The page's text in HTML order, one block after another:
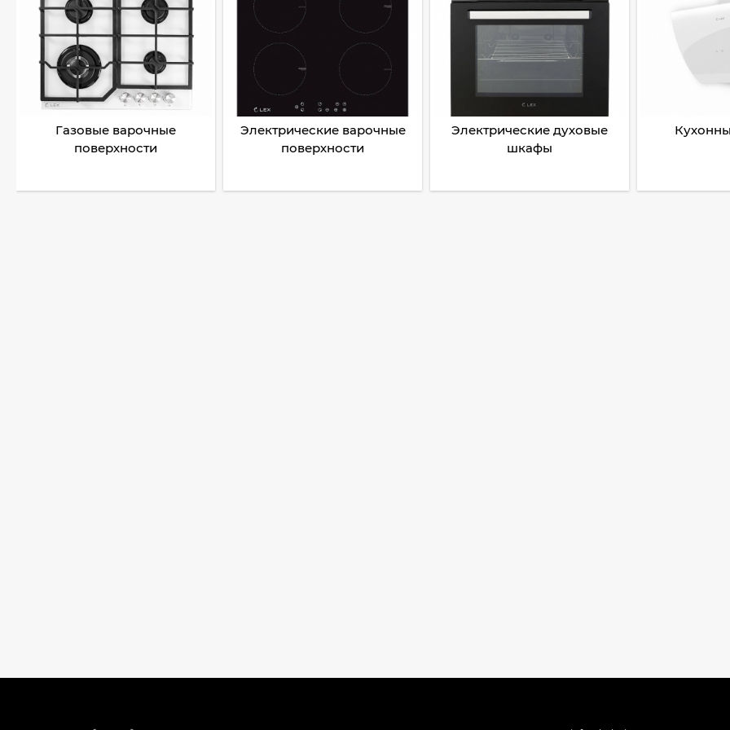
Газовые варочные
поверхности
Электрические варочные
поверхности
Электрические духовые
шкафы